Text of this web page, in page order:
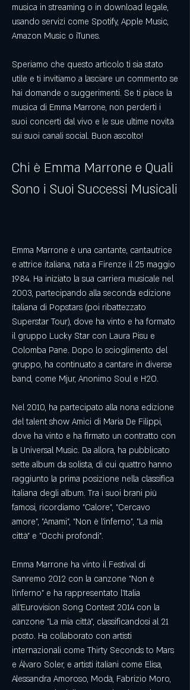
musica in streaming o in download legale,
usando servizi come Spotify, Apple Music,
Amazon Music o iTunes.
Speriamo che questo articolo ti sia stato
utile e ti invitiamo a lasciare un commento se
hai domande o suggerimenti. Se ti piace la
musica di Emma Marrone, non perderti i
suoi concerti dal vivo e le sue ultime novità
sui suoi canali social. Buon ascolto!
Chi è Emma Marrone e Quali
Sono i Suoi Successi Musicali
Emma Marrone è una cantante, cantautrice
e attrice italiana, nata a Firenze il 25 maggio
1984. Ha iniziato la sua carriera musicale nel
2003, partecipando alla seconda edizione
italiana di Popstars (poi ribattezzato
Superstar Tour), dove ha vinto e ha formato
il gruppo Lucky Star con Laura Pisu e
Colomba Pane. Dopo lo scioglimento del
gruppo, ha continuato a cantare in diverse
band, come Mjur, Anonimo Soul e H2O.
Nel 2010, ha partecipato alla nona edizione
del talent show Amici di Maria De Filippi,
dove ha vinto e ha firmato un contratto con
la Universal Music. Da allora, ha pubblicato
sette album da solista, di cui quattro hanno
raggiunto la prima posizione nella classifica
italiana degli album. Tra i suoi brani più
famosi, ricordiamo "Calore", "Cercavo
amore", "Amami", "Non è l'inferno", "La mia
città" e "Occhi profondi".
Emma Marrone ha vinto il Festival di
Sanremo 2012 con la canzone "Non è
l'inferno" e ha rappresentato l'Italia
all'Eurovision Song Contest 2014 con la
canzone "La mia città", classificandosi al 21
posto. Ha collaborato con artisti
internazionali come Thirty Seconds to Mars
e Álvaro Soler, e artisti italiani come Elisa,
Alessandra Amoroso, Modà, Fabrizio Moro,